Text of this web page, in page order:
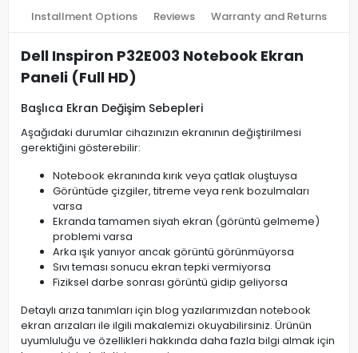
Installment Options Reviews Warranty and Returns
Dell Inspiron P32E003 Notebook Ekran
Paneli (Full HD)
Başlıca Ekran Değişim Sebepleri
Aşağıdaki durumlar cihazınızın ekranının değiştirilmesi
gerektiğini gösterebilir:
Notebook ekranında kırık veya çatlak oluştuysa
Görüntüde çizgiler, titreme veya renk bozulmaları
varsa
Ekranda tamamen siyah ekran (görüntü gelmeme)
problemi varsa
Arka ışık yanıyor ancak görüntü görünmüyorsa
Sıvı teması sonucu ekran tepki vermiyorsa
Fiziksel darbe sonrası görüntü gidip geliyorsa
Detaylı arıza tanımları için blog yazılarımızdan notebook
ekran arızaları ile ilgili makalemizi okuyabilirsiniz. Ürünün
uyumluluğu ve özellikleri hakkında daha fazla bilgi almak için